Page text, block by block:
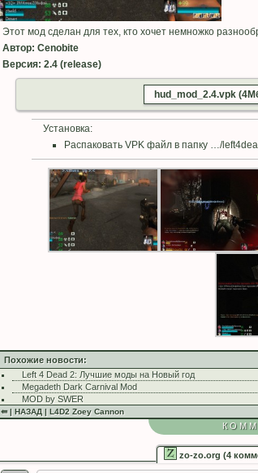
Этот мод сделан для тех, кто хочет немножко
Автор: Cenobite
Версия: 2.4 (release)
hud_mod_2.4.vpk
Установка:
Распаковать VPK файл в папку …/
Похожие новости:
Left 4 Dead 2: Лучшие моды на Новый год
Megadeth Dark Carnival Mod
MOD by SWER
⇚ | НАЗАД | L4D2 Zoey Cannon
zo-zo.org (4